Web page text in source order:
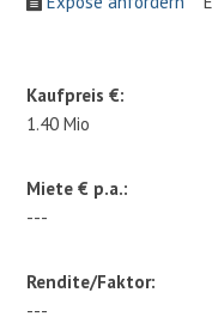
Kaufpreis €:
1.40 Mio
Miete € p.a.:
---
Rendite/Faktor:
---